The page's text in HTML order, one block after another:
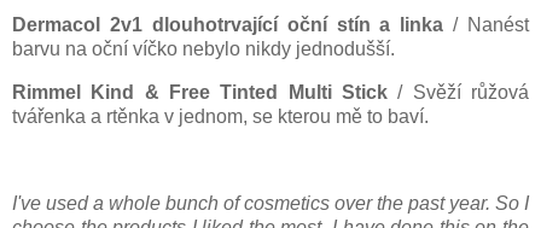
Dermacol 2v1 dlouhotrvající oční stín a linka / Nanést
barvu na oční víčko nebylo nikdy jednodušší.
Rimmel Kind & Free Tinted Multi Stick / Svěží růžová
tvářenka a rtěnka v jednom, se kterou mě to baví.
I've used a whole bunch of cosmetics over the past year. So I